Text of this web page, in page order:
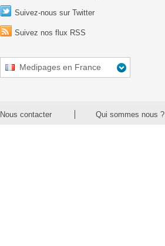
Suivez-nous sur Twitter
Suivez nos flux RSS
Medipages en France
Nous contacter Qui sommes nous ?